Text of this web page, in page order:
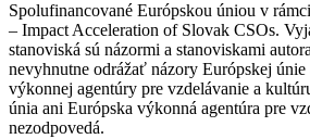
Spolufinancované Európskou úniou v
– Impact Acceleration of Slovak CSOs.
stanoviská sú názormi a stanoviskami
nevyhnutne odrážať názory Európskej únie
výkonnej agentúry pre vzdelávanie a
únia ani Európska výkonná agentúra pre
nezodpovedá.